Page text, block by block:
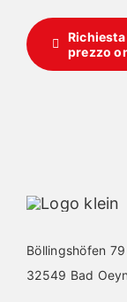
Richiesta
prezzo
Böllingshöfen 79
32549 Bad